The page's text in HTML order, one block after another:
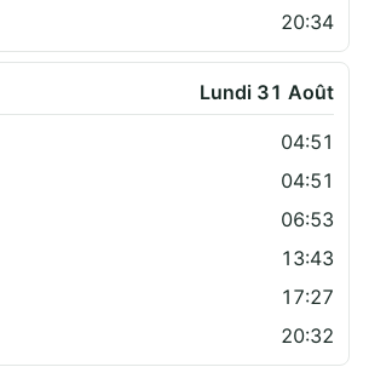
20:34
Lundi 31 Août
04:51
04:51
06:53
13:43
17:27
20:32